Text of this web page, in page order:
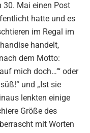
30. Mai einen Post
hatte und es
im Regal im
handelt,
dem Motto:
mich doch…‘“ oder
und „Ist sie
lenkten einige
Größe des
mit Worten